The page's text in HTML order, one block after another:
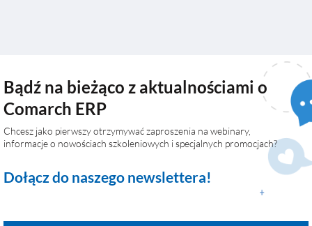
Bądź na bieżąco z aktualnościami o
Comarch ERP
Chcesz jako pierwszy otrzymywać zaproszenia na webinary,
informacje o nowościach szkoleniowych i specjalnych promocjach?
Dołącz do naszego newslettera!